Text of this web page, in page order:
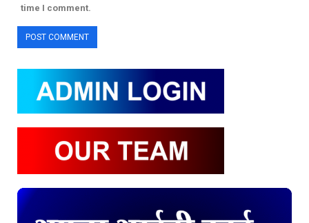
time I comment.